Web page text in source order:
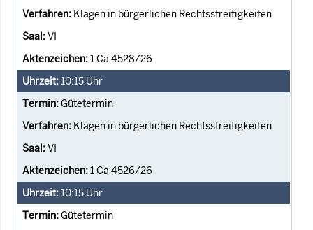
Klagen in bürgerlichen Rechtsstreitigkeiten
VI
1 Ca 4528/26
10:15 Uhr
Gütetermin
Klagen in bürgerlichen Rechtsstreitigkeiten
VI
1 Ca 4526/26
10:15 Uhr
Gütetermin